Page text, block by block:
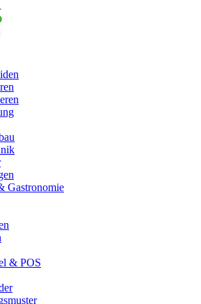
Gastronomie
& POS